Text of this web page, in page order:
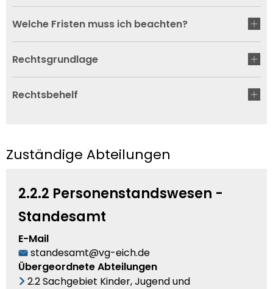
Welche Fristen muss ich beachten?
Rechtsgrundlage
Rechtsbehelf
Zuständige Abteilungen
2.2.2 Personenstandswesen -
Standesamt
E-Mail
standesamt@vg-eich.de
Übergeordnete Abteilungen
2.2 Sachgebiet Kinder, Jugend und